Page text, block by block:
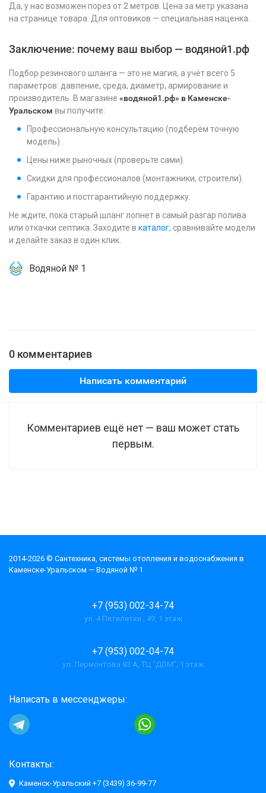
Да, у нас возможен порез от 2 метров. Цена за метр указана
на странице товара. Для оптовиков — специальная наценка.
Заключение: почему ваш выбор — водяной1.рф
Подбор резинового шланга — это не магия, а учёт всего 5
параметров: давление, среда, диаметр, армирование и
производитель. В магазине «водяной1.рф» в Каменске-
Уральском вы получите:
Профессиональную консультацию (подберём точную
модель).
Цены ниже рыночных (проверьте сами).
Скидки для профессионалов (монтажники, строители).
Гарантию и постгарантийную поддержку.
Не ждите, пока старый шланг лопнет в самый разгар полива
или откачки септика. Заходите в каталог, сравнивайте модели
и делайте заказ в один клик.
Водяной № 1
0 комментариев
Написать комментарий
Комментариев ещё нет — ваш может стать
первым.
2014-2026 © Cантехника, системы отопления и водоснабжения в
Каменске-Уральском — Водяной № 1
+7 (953) 002-34-74
ул. 4 Пятилетки , 49, 1 этаж
+7 (953) 002-04-74
ул. Лермонтова 83 А, ТЦ "ДОМ", 1 этаж
Написать в мессенджеры:
Контакты:
Каменск-Уральский +7 (3439) 36-99-77